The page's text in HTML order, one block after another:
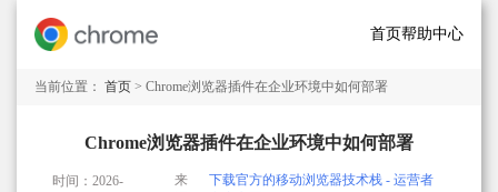
首页帮助中心
当前位置： 首页 > Chrome浏览器插件在企业环境中如何部署
Chrome浏览器插件在企业环境中如何部署
时间：2026-
来
下载官方的移动浏览器技术栈 - 运营者